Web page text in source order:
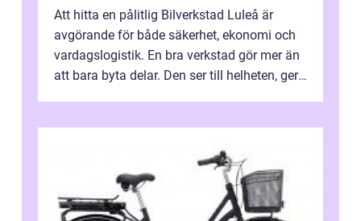
Att hitta en pålitlig Bilverkstad Luleå är
avgörande för både säkerhet, ekonomi och
vardagslogistik. En bra verkstad gör mer än
att bara byta delar. Den ser till helheten, ger